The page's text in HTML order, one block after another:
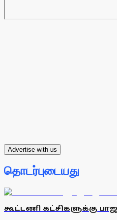
Advertise with us
தொடர்புடையது
கூட்டணி கட்சிகளுக்கு